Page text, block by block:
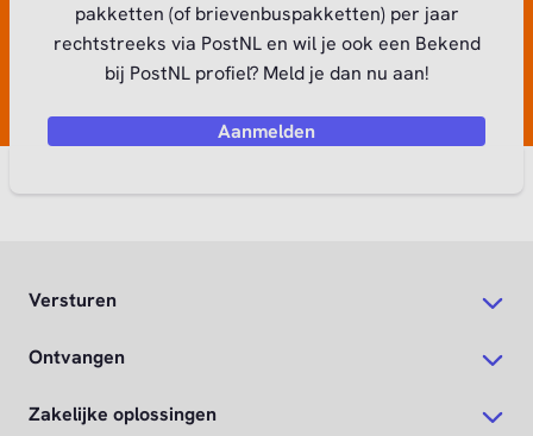
pakketten (of brievenbuspakketten) per jaar
rechtstreeks via PostNL en wil je ook een Bekend
bij PostNL profiel? Meld je dan nu aan!
Aanmelden
Versturen
Ontvangen
Zakelijke oplossingen